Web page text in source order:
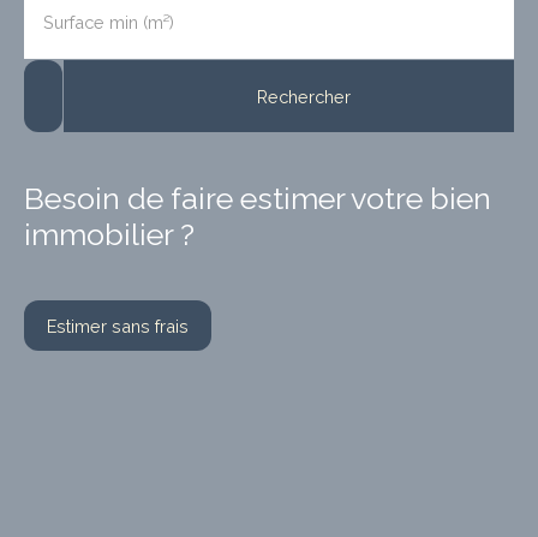
Surface min (m²)
Rechercher
Besoin de faire estimer votre bien
immobilier ?
Estimer sans frais